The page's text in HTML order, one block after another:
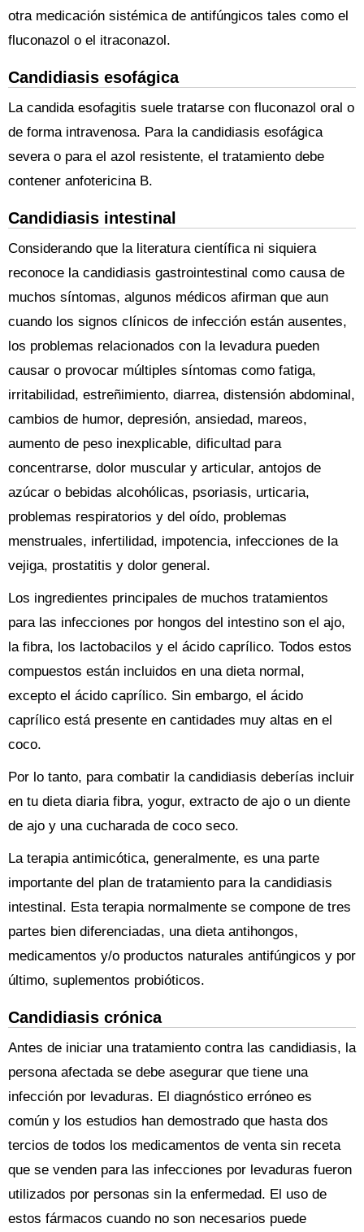
otra medicación sistémica de antifúngicos tales como el
fluconazol o el itraconazol.
Candidiasis esofágica
La candida esofagitis suele tratarse con fluconazol oral o
de forma intravenosa. Para la candidiasis esofágica
severa o para el azol resistente, el tratamiento debe
contener anfotericina B.
Candidiasis intestinal
Considerando que la literatura científica ni siquiera
reconoce la candidiasis gastrointestinal como causa de
muchos síntomas, algunos médicos afirman que aun
cuando los signos clínicos de infección están ausentes,
los problemas relacionados con la levadura pueden
causar o provocar múltiples síntomas como fatiga,
irritabilidad, estreñimiento, diarrea, distensión abdominal,
cambios de humor, depresión, ansiedad, mareos,
aumento de peso inexplicable, dificultad para
concentrarse, dolor muscular y articular, antojos de
azúcar o bebidas alcohólicas, psoriasis, urticaria,
problemas respiratorios y del oído, problemas
menstruales, infertilidad, impotencia, infecciones de la
vejiga, prostatitis y dolor general.
Los ingredientes principales de muchos tratamientos
para las infecciones por hongos del intestino son el ajo,
la fibra, los lactobacilos y el ácido caprílico. Todos estos
compuestos están incluidos en una dieta normal,
excepto el ácido caprílico. Sin embargo, el ácido
caprílico está presente en cantidades muy altas en el
coco.
Por lo tanto, para combatir la candidiasis deberías incluir
en tu dieta diaria fibra, yogur, extracto de ajo o un diente
de ajo y una cucharada de coco seco.
La terapia antimicótica, generalmente, es una parte
importante del plan de tratamiento para la candidiasis
intestinal. Esta terapia normalmente se compone de tres
partes bien diferenciadas, una dieta antihongos,
medicamentos y/o productos naturales antifúngicos y por
último, suplementos probióticos.
Candidiasis crónica
Antes de iniciar una tratamiento contra las candidiasis, la
persona afectada se debe asegurar que tiene una
infección por levaduras. El diagnóstico erróneo es
común y los estudios han demostrado que hasta dos
tercios de todos los medicamentos de venta sin receta
que se venden para las infecciones por levaduras fueron
utilizados por personas sin la enfermedad. El uso de
estos fármacos cuando no son necesarios puede